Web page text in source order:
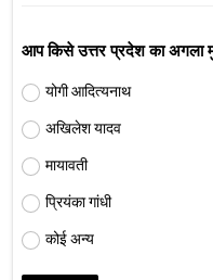
आप किसे उत्तर प्रदेश का अगला
योगी आदित्यनाथ
अखिलेश यादव
मायावती
प्रियंका गांधी
कोई अन्य